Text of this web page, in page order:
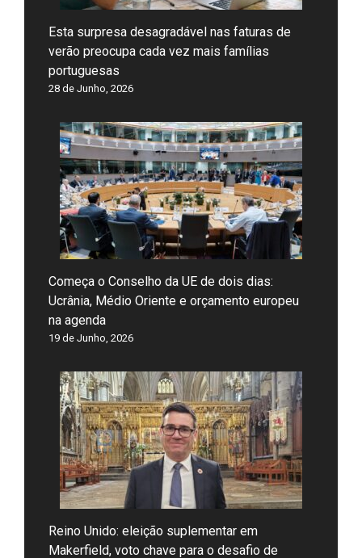
Esta surpresa desagradável nas faturas de
verão preocupa cada vez mais famílias
portuguesas
28 de Junho, 2026
Começa o Conselho da UE de dois dias:
Ucrânia, Médio Oriente e orçamento europeu
na agenda
19 de Junho, 2026
Reino Unido: eleição suplementar em
Makerfield, voto chave para o desafio de